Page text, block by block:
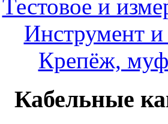
Тестовое и
Инструмент
Крепёж,
Кабельные